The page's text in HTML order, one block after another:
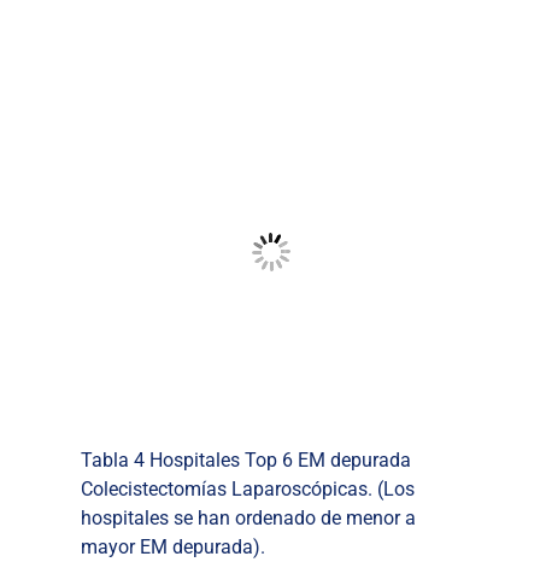
Tabla 4 Hospitales Top 6 EM depurada
Colecistectomías Laparoscópicas. (Los
hospitales se han ordenado de menor a
mayor EM depurada).